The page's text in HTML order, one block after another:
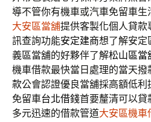
導不管你有機車或汽車免留車
大安區當舖提供客製化個人貸款
訊查詢功能安定建商想了解安定
義區當舖的好夥伴了解松山區當
機車借款最快當日處理的當天撥
款公會認證優良當舖採高額低
免留車台北借錢首要釐清可以貸
多元迅速的借款管道大安區機車